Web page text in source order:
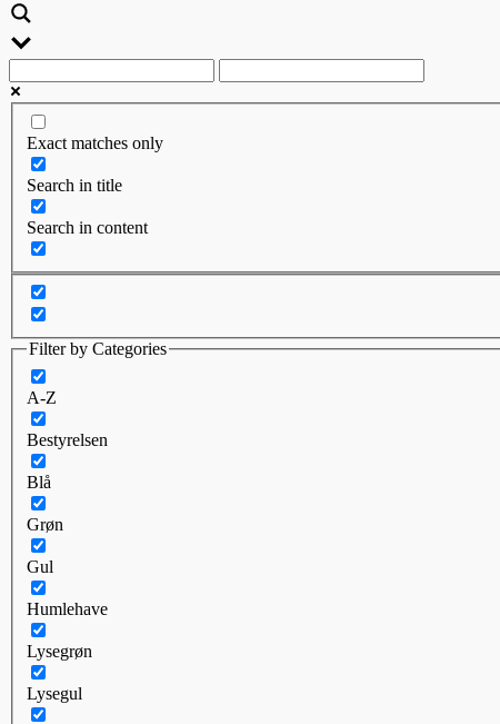
Exact matches only
Search in title
Search in content
Filter by Categories
A-Z
Bestyrelsen
Blå
Grøn
Gul
Humlehave
Lysegrøn
Lysegul